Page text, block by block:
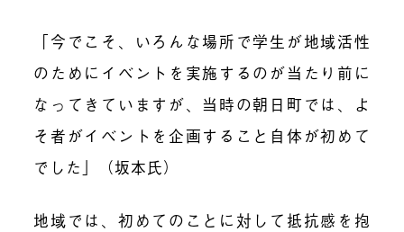
「今でこそ、いろんな場所で学生が地域活性
のためにイベントを実施するのが当たり前に
なってきていますが、当時の朝日町では、よ
そ者がイベントを企画すること自体が初めて
でした」（坂本氏）
地域では、初めてのことに対して抵抗感を抱